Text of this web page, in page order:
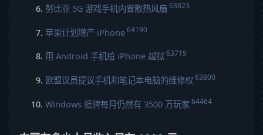
努比亚 5G 游戏手机内置散热风扇 63823
苹果计划增产 iPhone64190
用 Android 手机给 iPhone 越狱63719
欧盟议员提议手机和笔记本电脑的维修权63800
Windows 纸牌每月仍然有 3500 万玩家64464